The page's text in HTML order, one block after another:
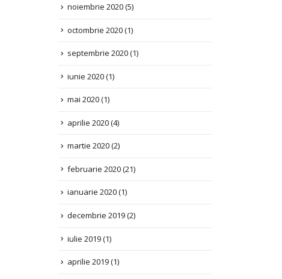
octombrie 2020(1)
septembrie 2020(1)
iunie 2020(1)
mai 2020(1)
aprilie 2020(4)
martie 2020 (2)
februarie 2020
ianuarie 2020(1)
decembrie 2019(2)
iulie 2019(1)
aprilie 2019(1)
decembrie 2018